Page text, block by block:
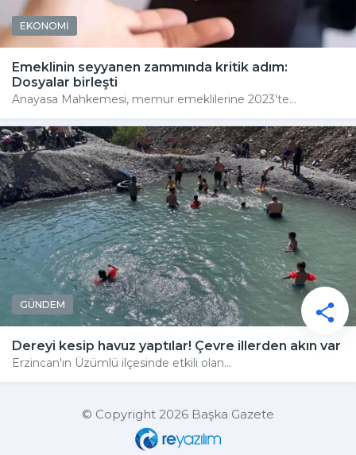
EKONOMİ
Emeklinin seyyanen zammında kritik adım:
Dosyalar birleşti
Anayasa Mahkemesi, memur emeklilerine 2023'te...
GÜNDEM
Dereyi kesip havuz yaptılar! Çevre illerden akın var
Erzincan'ın Üzümlü ilçesinde etkili olan...
© Copyright 2026 Başka Gazete